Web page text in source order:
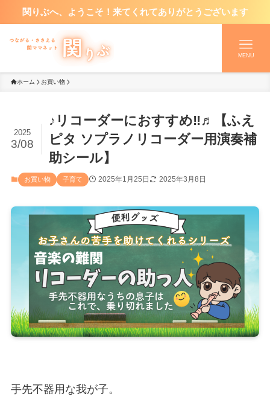
関りぶへ、ようこそ！来てくれてありがとうございます
MENU
ホーム お買い物
♪リコーダーにおすすめ‼️♬【ふえ
ピタ ソプラノリコーダー用演奏補
助シール】
2025
3/08
お買い物 子育て 2025年1月25日 2025年3月8日
手先不器用な我が子。